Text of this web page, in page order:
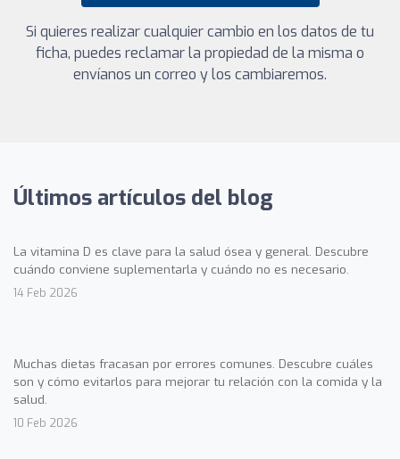
Si quieres realizar cualquier cambio en los datos de tu
ficha, puedes reclamar la propiedad de la misma o
envíanos un correo y los cambiaremos.
Últimos artículos del blog
La vitamina D es clave para la salud ósea y general. Descubre
cuándo conviene suplementarla y cuándo no es necesario.
14 Feb 2026
Muchas dietas fracasan por errores comunes. Descubre cuáles
son y cómo evitarlos para mejorar tu relación con la comida y la
salud.
10 Feb 2026